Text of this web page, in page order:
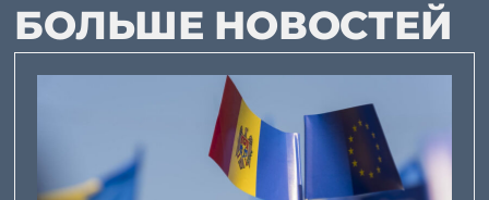
БОЛЬШЕ НОВОСТЕЙ